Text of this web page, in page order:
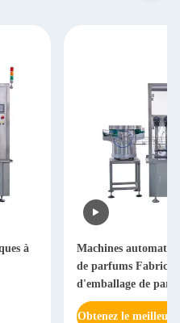
à
Machines
de parfums
d'emballage de
Obtenez le meilleur